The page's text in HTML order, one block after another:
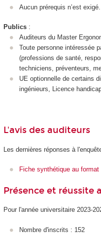
Aucun prérequis n’est exigé.
Publics:
Auditeurs du Master
Toute personne intéressée
(professions de santé,
techniciens, préventeurs,
UE optionnelle de certains
ingénieurs, Licence
L'avis des auditeurs
Les dernières réponses à
Fiche synthétique au format
Présence et réussite
Pour l'année universitaire 2023-
Nombre d'inscrits : 152